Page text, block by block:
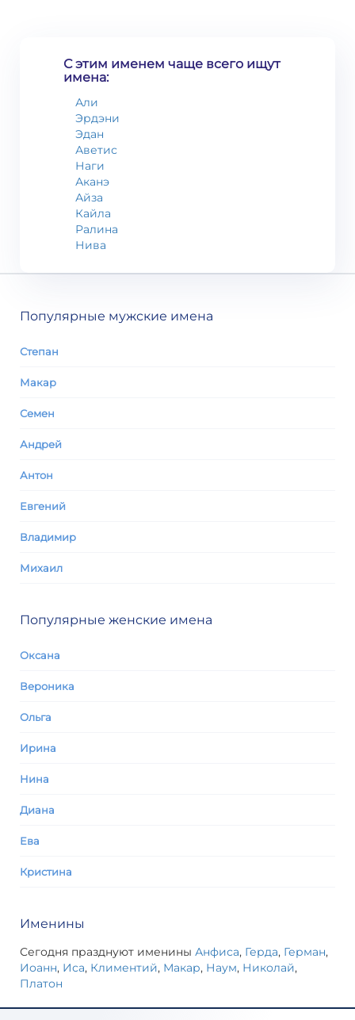
С этим именем чаще всего ищут
имена:
Али
Эрдэни
Эдан
Аветис
Наги
Аканэ
Айза
Кайла
Ралина
Нива
Популярные мужские имена
Степан
Макар
Семен
Андрей
Антон
Евгений
Владимир
Михаил
Популярные женские имена
Оксана
Вероника
Ольга
Ирина
Нина
Диана
Ева
Кристина
Именины
Сегодня празднуют именины Анфиса, Герда, Герман,
Иоанн, Иса, Климентий, Макар, Наум, Николай,
Платон